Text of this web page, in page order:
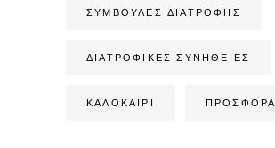
ΣΥΜΒΟΥΛΈΣ ΔΙΑΤΡΟΦΉΣ
ΔΙΑΤΡΟΦΙΚΈΣ ΣΥΝΉΘΕΙΕΣ
ΚΑΛΟΚΑΙΡΙ ΠΡΟΣΦΟΡΑ